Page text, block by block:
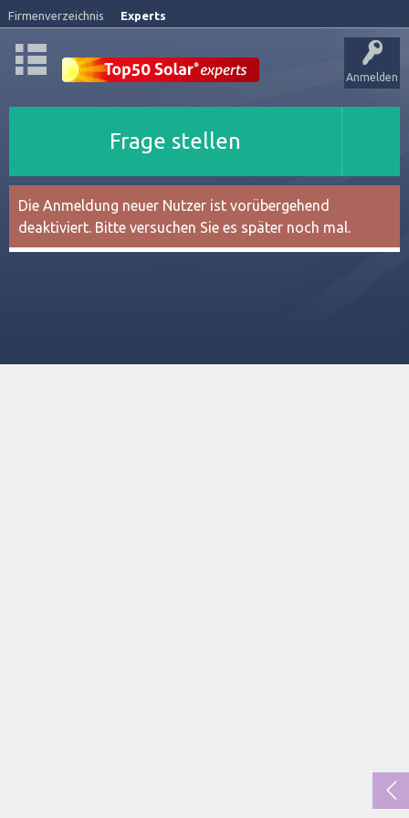
Firmenverzeichnis Experts
Anmelden
Frage stellen
Die Anmeldung neuer Nutzer ist vorübergehend
deaktiviert. Bitte versuchen Sie es später noch mal.